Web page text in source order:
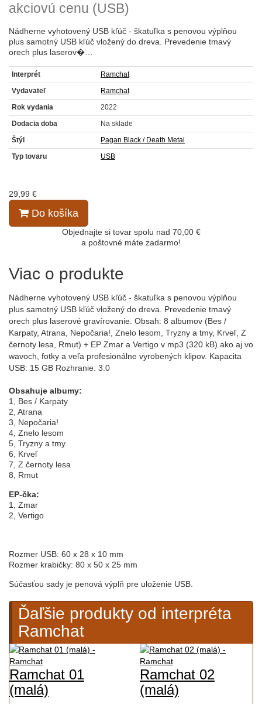
akciovú cenu (USB)
Nádherne vyhotovený USB kľúč - škatuľka s penovou výplňou
plus samotný USB kľúč vložený do dreva. Prevedenie tmavý
orech plus laserov�…
Interprét
Ramchat
Vydavateľ
Ramchat
Rok vydania
2022
Dodacia doba
Na sklade
Štýl
Pagan Black / Death Metal
Typ tovaru
USB
29,99 €
Do košíka
Objednajte si tovar spolu nad 70,00 €
a poštovné máte zadarmo!
Viac o produkte
Nádherne vyhotovený USB kľúč - škatuľka s penovou výplňou
plus samotný USB kľúč vložený do dreva. Prevedenie tmavý
orech plus laserové gravírovanie. Obsah: 8 albumov (Bes /
Karpaty, Atrana, Nepočaria!, Znelo lesom, Tryzny a tmy, Krveľ, Z
černoty lesa, Rmut) + EP Zmar a Vertigo v mp3 (320 kB) ako aj vo
wavoch, fotky a veľa profesionálne vyrobených klipov. Kapacita
USB: 15 GB Rozhranie: 3.0
Obsahuje albumy:
1, Bes / Karpaty
2, Atrana
3, Nepočaria!
4, Znelo lesom
5, Tryzny a tmy
6, Krveľ
7, Z černoty lesa
8, Rmut
EP-čka:
1, Zmar
2, Vertigo
Rozmer USB: 60 x 28 x 10 mm
Rozmer krabičky: 80 x 50 x 25 mm
Súčasťou sady je penová výplň pre uloženie USB.
Ďaľšie produkty od interpréta
Ramchat
Ramchat 01
(malá)
Ramchat 02
(malá)